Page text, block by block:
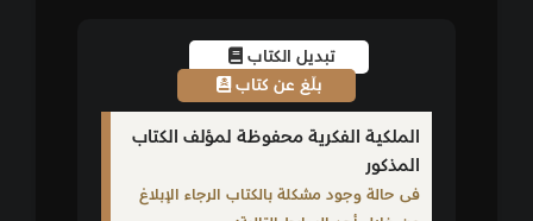
تبديل الكتاب
بلّغ عن كتاب
الملكية الفكرية محفوظة لمؤلف الكتاب
المذكور
فى حالة وجود مشكلة بالكتاب الرجاء الإبلاغ